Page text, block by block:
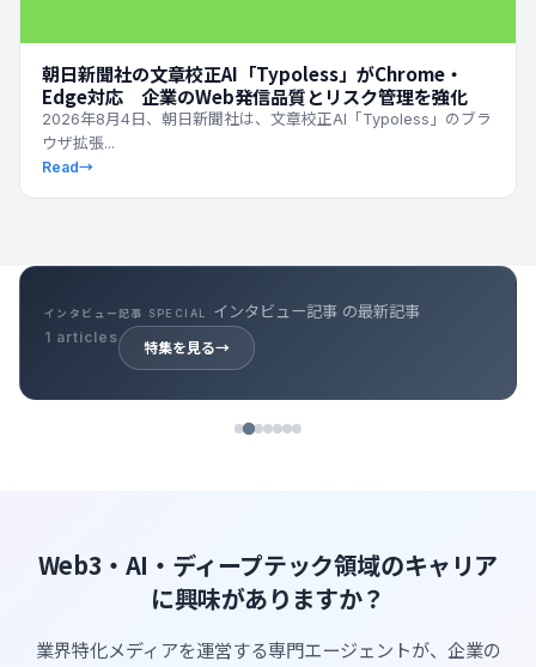
朝日新聞社の文章校正AI「Typoless」がChrome・
Edge対応 企業のWeb発信品質とリスク管理を強化
2026年8月4日、朝日新聞社は、文章校正AI「Typoless」のブラ
ウザ拡張...
Read→
インタビュー記事 SPECIAL インタビュー記事 の最新記事
1 articles
特集を見る→
Web3・AI・ディープテック領域のキャリア
に興味がありますか？
業界特化メディアを運営する専門エージェントが、企業の